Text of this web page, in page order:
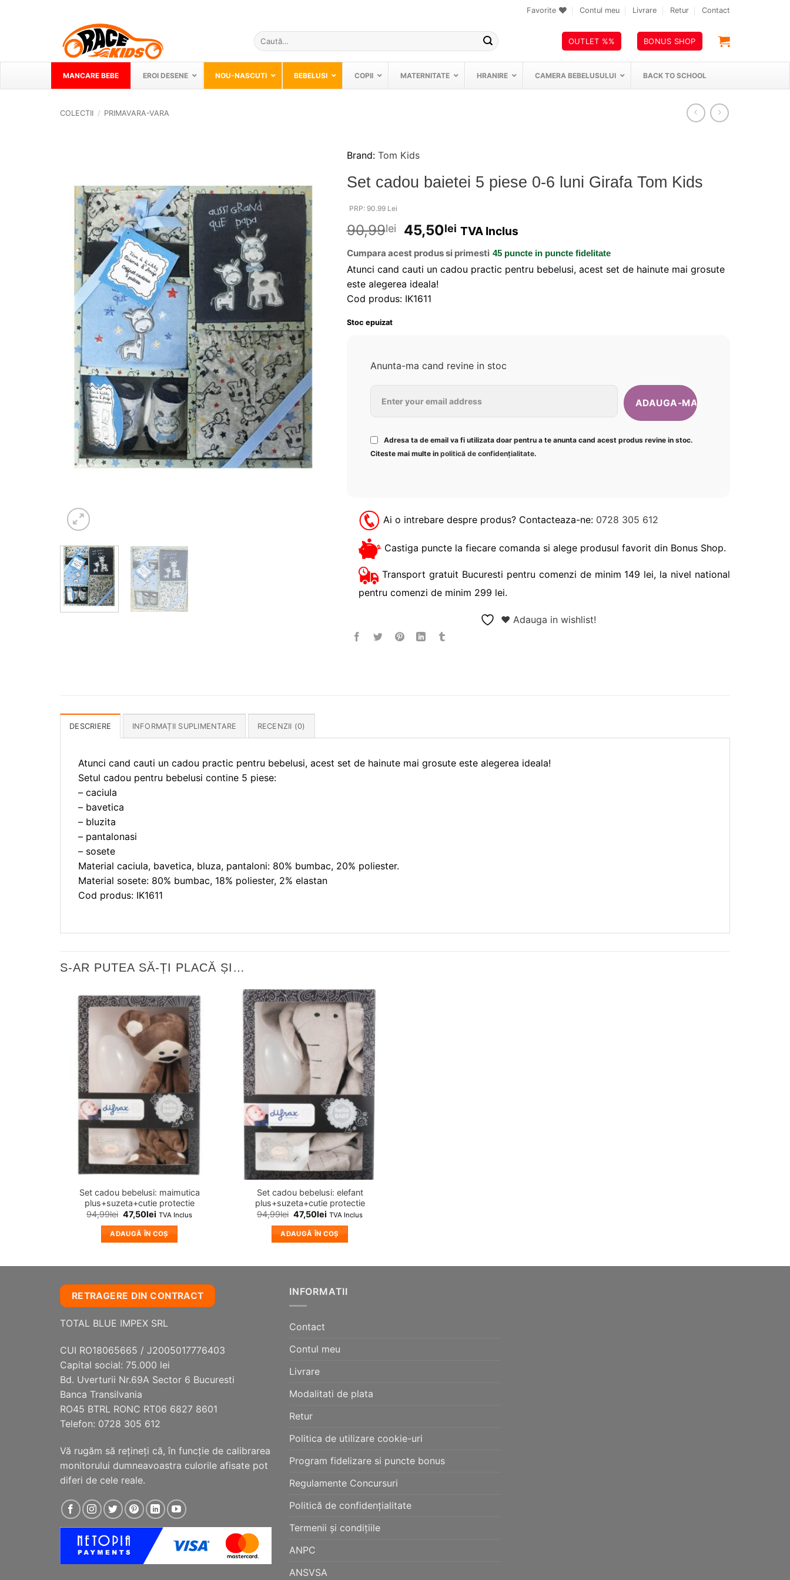
Favorite Contul meu Livrare Retur Contact
Caută
după:
OUTLET %% BONUS SHOP
MANCARE BEBE EROI DESENE NOU-NASCUTI BEBELUSI COPII MATERNITATE HRANIRE CAMERA BEBELUSULUI BACK TO SCHOOL
COLECTII / PRIMAVARA-VARA
Adauga
in
wishlist!
Brand: Tom Kids
Set cadou baietei 5 piese 0-6 luni Girafa Tom Kids
PRP: 90.99 Lei
90,99lei 45,50lei TVA Inclus
Cumpara acest produs si primesti 45 punctein puncte fidelitate
Atunci cand cauti un cadou practic pentru bebelusi, acest set de hainute mai grosute
este alegerea ideala!
Cod produs: IK1611
Stoc epuizat
Anunta-ma cand revine in stoc
Adresa ta de email va fi utilizata doar pentru a te anunta cand acest produs revine in stoc.
Citeste mai multe in politică de confidențialitate.
Ai o intrebare despre produs? Contacteaza-ne: 0728 305 612
Castiga puncte la fiecare comanda si alege produsul favorit din Bonus Shop.
Transport gratuit Bucuresti pentru comenzi de minim 149 lei, la nivel national
pentru comenzi de minim 299 lei.
❤ Adauga in wishlist!
DESCRIERE INFORMAȚII SUPLIMENTARE RECENZII (0)
Atunci cand cauti un cadou practic pentru bebelusi, acest set de hainute mai grosute este alegerea ideala!
Setul cadou pentru bebelusi contine 5 piese:
– caciula
– bavetica
– bluzita
– pantalonasi
– sosete
Material caciula, bavetica, bluza, pantaloni: 80% bumbac, 20% poliester.
Material sosete: 80% bumbac, 18% poliester, 2% elastan
Cod produs: IK1611
S-AR PUTEA SĂ-ȚI PLACĂ ȘI…
❤
Adauga
in
wishlist!
Set cadou bebelusi: maimutica
plus+suzeta+cutie protectie
94,99lei 47,50lei TVA Inclus
ADAUGĂ ÎN COȘ
❤
Adauga
in
wishlist!
Set cadou bebelusi: elefant
plus+suzeta+cutie protectie
94,99lei 47,50lei TVA Inclus
ADAUGĂ ÎN COȘ
RETRAGERE DIN CONTRACT
TOTAL BLUE IMPEX SRL
CUI RO18065665 / J2005017776403
Capital social: 75.000 lei
Bd. Uverturii Nr.69A Sector 6 Bucuresti
Banca Transilvania
RO45 BTRL RONC RT06 6827 8601
Telefon: 0728 305 612
Vă rugăm să reţineţi că, în funcţie de calibrarea
monitorului dumneavoastra culorile afisate pot
diferi de cele reale.
INFORMATII
Contact
Contul meu
Livrare
Modalitati de plata
Retur
Politica de utilizare cookie-uri
Program fidelizare si puncte bonus
Regulamente Concursuri
Politică de confidențialitate
Termenii și condițiile
ANPC
ANSVSA